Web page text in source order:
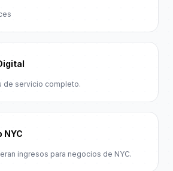
de servicio completo.
NYC
ingresos para negocios de NYC.